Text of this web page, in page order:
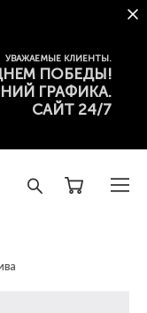
УВАЖАЕМЫЕ КЛИЕНТЫ.
ПОБЕДЫ!
ГРАФИКА.
САЙТ 24/7